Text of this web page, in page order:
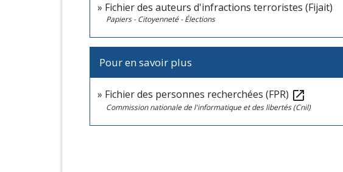
Fichier des auteurs d'infractions terroristes (Fijait)
Papiers - Citoyenneté - Élections
Pour en savoir plus
Fichier des personnes recherchées (FPR) open_in_new
Commission nationale de l'informatique et des libertés (Cnil)